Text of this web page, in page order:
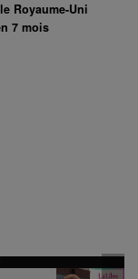
Royaume-Uni
7 mois